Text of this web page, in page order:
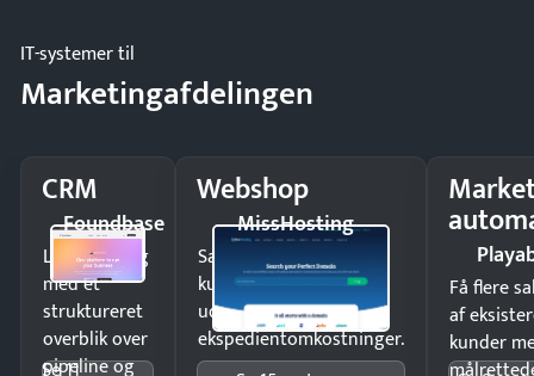
IT-systemer til
Marketingafdelingen
CRM
Foundbase
Luk flere salg
med et
struktureret
overblik over
pipeline og
Webshop
MissHosting
Sælg produkter 24/7 til
kunder i hele landet
uden
ekspedientomkostninger.
Få flere
af
kunder